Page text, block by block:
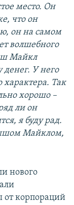
место. Он
что он
он на самом
волшебного
Майкл
денег. У него
характера. Так
хорошо –
ли он
я буду рад.
Майклом,
нового
от корпораций